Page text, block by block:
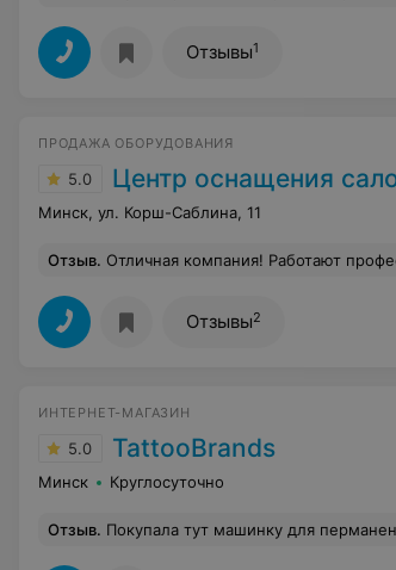
Отзывы1
ПРОДАЖА ОБОРУДОВАНИЯ
5.0 Центр оснащения
Минск, ул. Корш-Саблина, 11
Отзыв. Отличная компания! Работают профессионалы своего дела! Грамотная консультация, отличные цены.
Отзывы2
ИНТЕРНЕТ-МАГАЗИН
5.0 TattooBrands
Минск Круглосуточно
Отзыв. Покупала тут машинку для перманентного макияжа mast pen. За свои деньги это просто отличный аппарат. Она очень